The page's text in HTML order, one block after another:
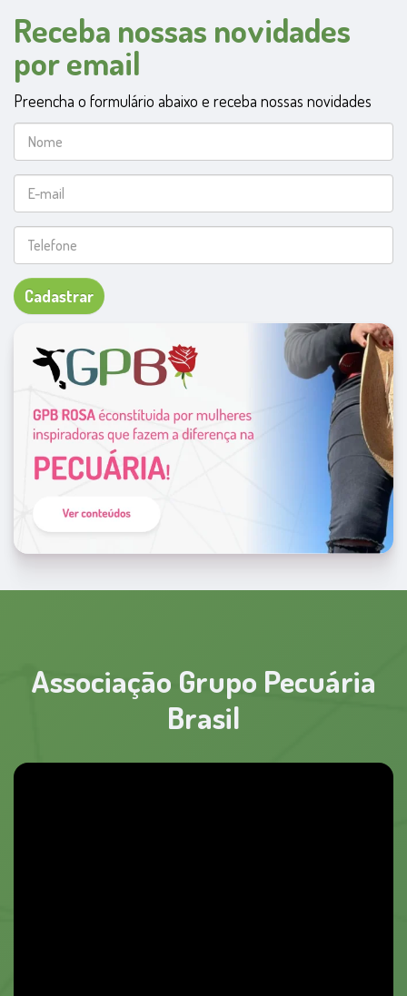
Receba nossas novidades
por email
Preencha o formulário abaixo e receba nossas novidades
Associação Grupo Pecuária
Brasil